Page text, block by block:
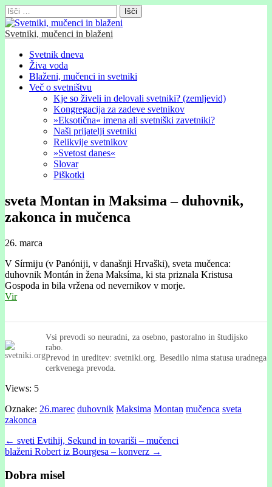
Išči:
Svetniki, mučenci in blaženi
Glavni
meni
Skip
content
Svetnik dneva
Živa voda
Blaženi, mučenci in svetniki
Več o svetništvu
Kje so živeli in delovali svetniki? (zemljevid)
Kongregacija za zadeve svetnikov
»Eksotična« imena ali svetniški zavetniki?
Naši prijatelji svetniki
Relikvije svetnikov
»Svetost danes«
Slovar
Piškotki
sveta Montan in Maksima – duhovnik,
zakonca in mučenca
26. marca
V Sírmĳu (v Panónĳi, v današnji Hrvaški), sveta mučenca:
duhovnik Montán in žena Maksíma, ki sta priznala Kristusa
Gospoda in bila vržena od nevernikov v morje.
Vir
Vsi prevodi so neuradni, za osebno, pastoralno in študijsko
rabo.
Prevod in ureditev: svetniki.org. Besedilo nima statusa uradnega
cerkvenega prevoda.
Views: 5
Oznake: 26.marec duhovnik Maksima Montan mučenca sveta
zakonca
Post
navigation
← sveti Evtihij, Sekund in tovariši – mučenci
blaženi Robert iz Bourgesa – konverz →
Dobra misel